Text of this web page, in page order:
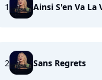
1 Ainsi S'en Va La
2 Sans Regrets